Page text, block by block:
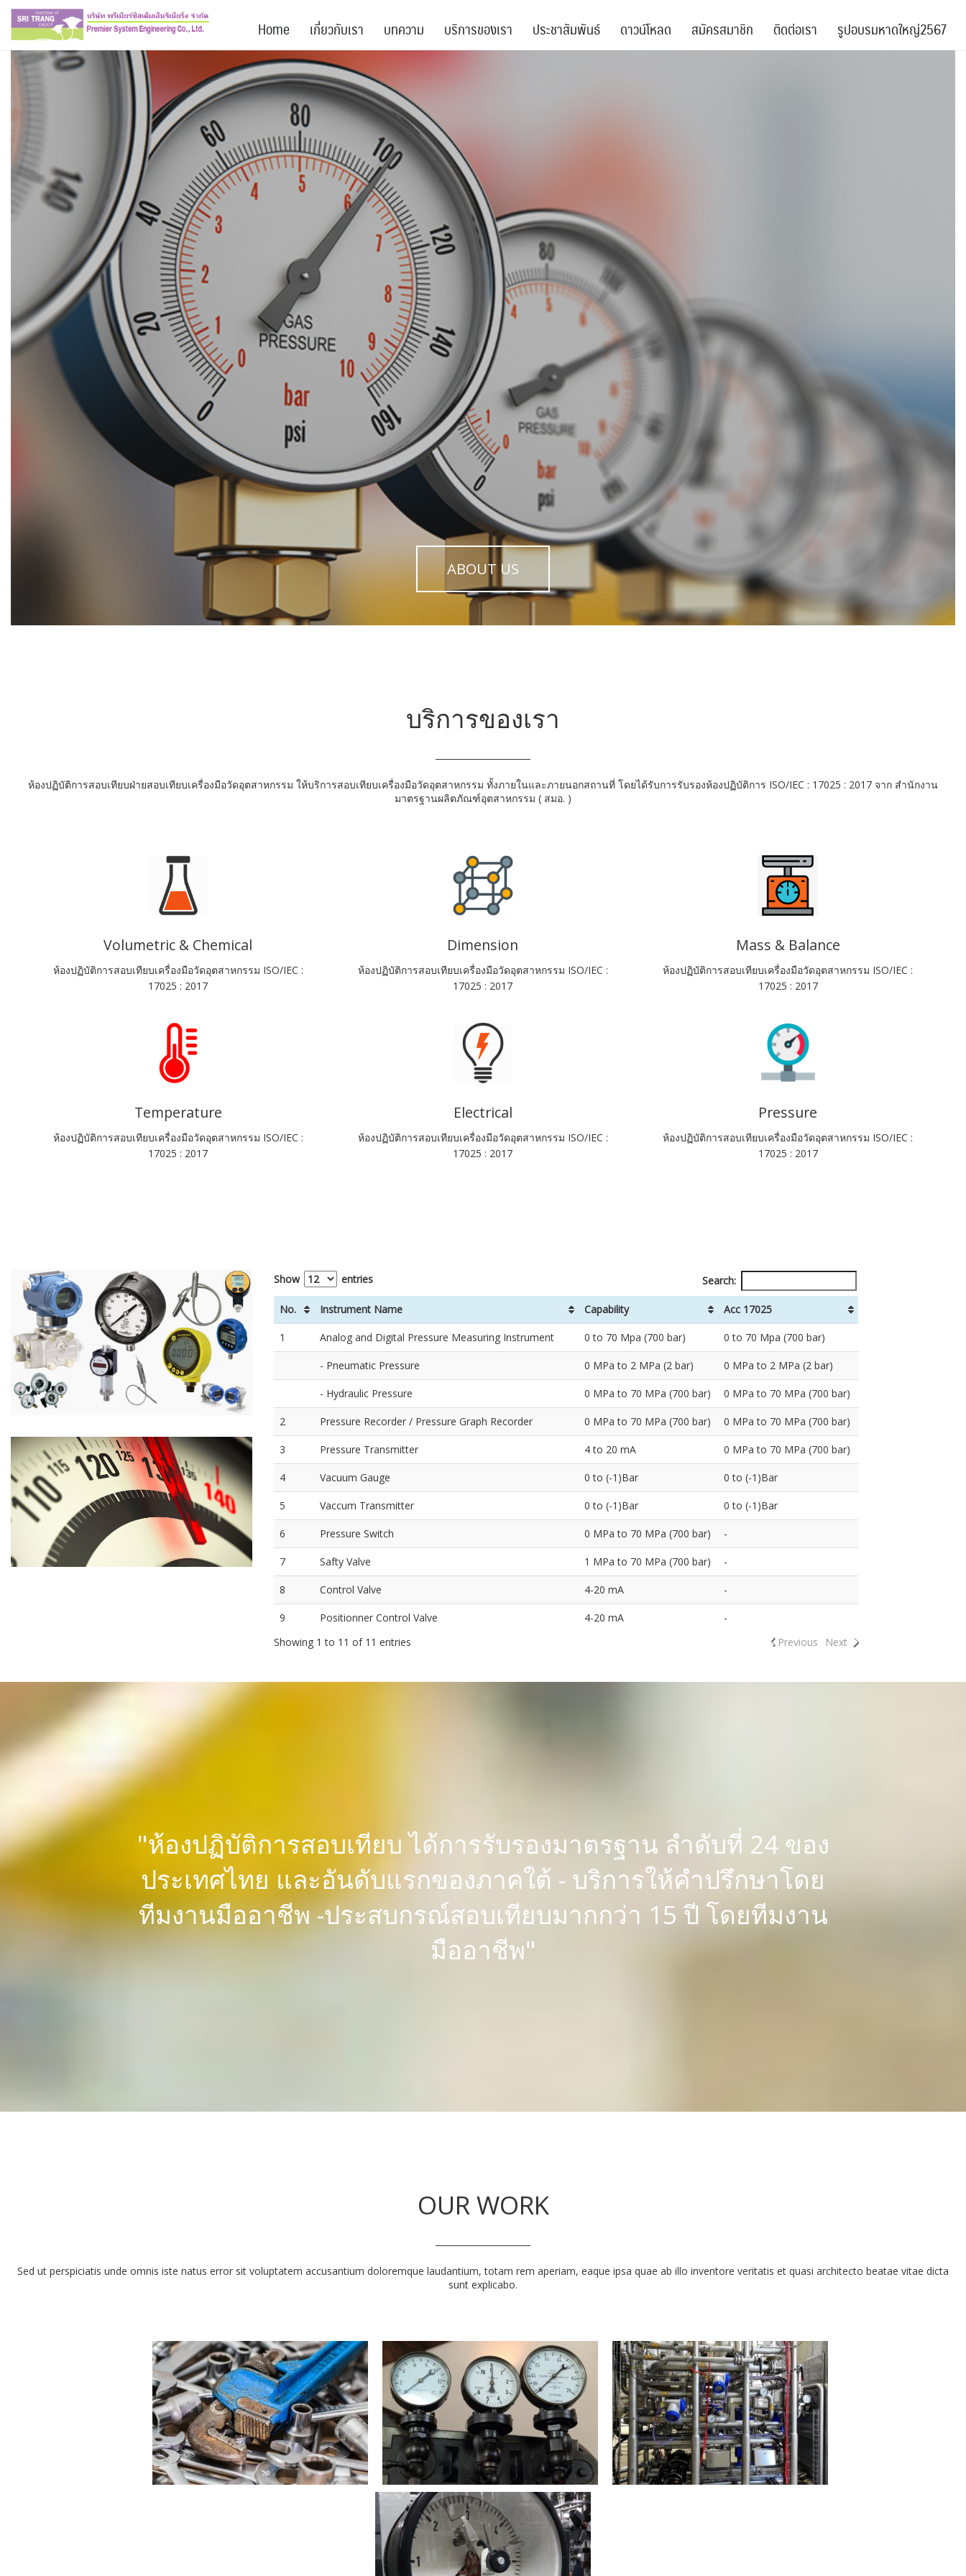
Skip
to
content
PSE
ห้องปฏิบัติการสอบเทียบเครื่องมือวัด Home เกี่ยวกับเรา บทความ บริการของเรา ประชาสัมพันธ์ ดาวน์โหลด สมัครสมาชิก ติดต่อเรา รูปอบรมหาดใหญ่2567
ABOUT US
บริการของเรา
ห้องปฏิบัติการสอบเทียบฝ่ายสอบเทียบเครื่องมือวัดอุตสาหกรรม ให้บริการสอบเทียบเครื่องมือวัดอุตสาหกรรม ทั้งภายในและภายนอกสถานที่ โดยได้รับการรับรองห้องปฏิบัติการ ISO/IEC : 17025 : 2017 จาก สำนักงาน
มาตรฐานผลิตภัณฑ์อุตสาหกรรม ( สมอ. )
Volumetric & Chemical
ห้องปฏิบัติการสอบเทียบเครื่องมือวัดอุตสาหกรรม ISO/IEC :
17025 : 2017
Dimension
ห้องปฏิบัติการสอบเทียบเครื่องมือวัดอุตสาหกรรม ISO/IEC :
17025 : 2017
Mass & Balance
ห้องปฏิบัติการสอบเทียบเครื่องมือวัดอุตสาหกรรม ISO/IEC :
17025 : 2017
Temperature
ห้องปฏิบัติการสอบเทียบเครื่องมือวัดอุตสาหกรรม ISO/IEC :
17025 : 2017
Electrical
ห้องปฏิบัติการสอบเทียบเครื่องมือวัดอุตสาหกรรม ISO/IEC :
17025 : 2017
Pressure
ห้องปฏิบัติการสอบเทียบเครื่องมือวัดอุตสาหกรรม ISO/IEC :
17025 : 2017
Show entries Search:
No. Instrument Name Capability Acc 17025
1 Analog and Digital Pressure Measuring Instrument 0 to 70 Mpa (700 bar) 0 to 70 Mpa (700 bar)
- Pneumatic Pressure 0 MPa to 2 MPa (2 bar) 0 MPa to 2 MPa (2 bar)
- Hydraulic Pressure 0 MPa to 70 MPa (700 bar) 0 MPa to 70 MPa (700 bar)
2 Pressure Recorder / Pressure Graph Recorder 0 MPa to 70 MPa (700 bar) 0 MPa to 70 MPa (700 bar)
3 Pressure Transmitter 4 to 20 mA 0 MPa to 70 MPa (700 bar)
4 Vacuum Gauge 0 to (-1)Bar 0 to (-1)Bar
5 Vaccum Transmitter 0 to (-1)Bar 0 to (-1)Bar
6 Pressure Switch 0 MPa to 70 MPa (700 bar) -
7 Safty Valve 1 MPa to 70 MPa (700 bar) -
8 Control Valve 4-20 mA -
9 Positionner Control Valve 4-20 mA
-
Showing 1 to 11 of 11 entries
Previous Next
"ห้องปฏิบัติการสอบเทียบ ได้การรับรองมาตรฐาน ลำดับที่ 24 ของ
ประเทศไทย และอันดับแรกของภาคใต้ - บริการให้คำปรึกษาโดย
ทีมงานมืออาชีพ -ประสบกรณ์สอบเทียบมากกว่า 15 ปี โดยทีมงาน
มืออาชีพ"
OUR WORK
Sed ut perspiciatis unde omnis iste natus error sit voluptatem accusantium doloremque laudantium, totam rem aperiam, eaque ipsa quae ab illo inventore veritatis et quasi architecto beatae vitae dicta
sunt explicabo.